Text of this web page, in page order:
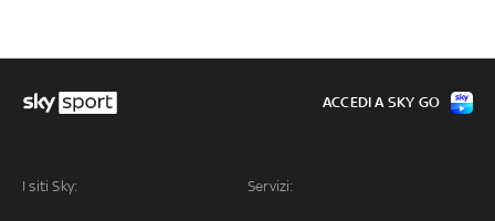
I siti Sky: Servizi:
ACCEDI A SKY GO